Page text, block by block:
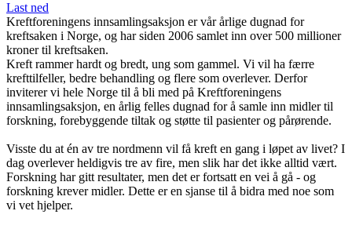
Last ned
Kreftforeningens innsamlingsaksjon er vår årlige dugnad for
kreftsaken i Norge, og har siden 2006 samlet inn over 500 millioner
kroner til kreftsaken.
Kreft rammer hardt og bredt, ung som gammel. Vi vil ha færre
krefttilfeller, bedre behandling og flere som overlever. Derfor
inviterer vi hele Norge til å bli med på Kreftforeningens
innsamlingsaksjon, en årlig felles dugnad for å samle inn midler til
forskning, forebyggende tiltak og støtte til pasienter og pårørende.
Visste du at én av tre nordmenn vil få kreft en gang i løpet av livet? I
dag overlever heldigvis tre av fire, men slik har det ikke alltid vært.
Forskning har gitt resultater, men det er fortsatt en vei å gå - og
forskning krever midler. Dette er en sjanse til å bidra med noe som
vi vet hjelper.